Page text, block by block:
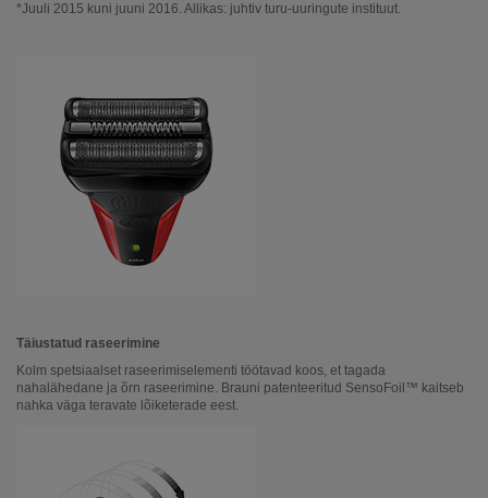
*Juuli 2015 kuni juuni 2016. Allikas: juhtiv turu-uuringute instituut.
Täiustatud raseerimine
Kolm spetsiaalset raseerimiselementi töötavad koos, et tagada
nahalähedane ja õrn raseerimine. Brauni patenteeritud SensoFoil™ kaitseb
nahka väga teravate lõiketerade eest.